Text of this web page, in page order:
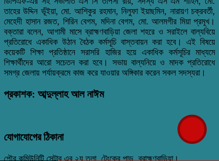
তাহের উদ্দিন ভূঁইয়া, মো. আশিকুর রহমান, নিলুফা ইয়াছমিন, নারায়ণ চক্রবর্তী,
মেহেদী হাসান রজত, শিরিন বেগম, মদিনা বেগম, মো. আলমগীর মিয়া প্রমূখ।
বক্তারা বলেন, আগামী মাসে ব্রাহ্মণবাড়িয়া জেলা শহরে ও সরাইলে বাল্যবিয়ে
প্রতিরোধে একাধিক উঠান বৈঠক কর্মসূচি বাস্তবায়ন করা হবে। এই বিষয়ে
কয়েকটি শিক্ষা প্রতিষ্ঠানে সরাসরি হাজির হয়ে একাধিক কর্মসূচির মাধ্যমে
শিক্ষার্থীদের আরো সচেতন করা হবে। সভায় বাল্যনিয়ে ও মাদক প্রতিরোধে
সমগ্র জেলায় পর্যায়ক্রমে কাজ করে যাওয়ার অঙ্গিকার করেন সকল সদস্যরা।
প্রকাশক: আব্দুল্লাহ আল নাঈম
যোগাযোগের ঠিকানা
পৌর কমিউনিটি সেন্টার এর ২য় তলা, টেংকের পাড়, ব্রাহ্মণবাড়িয়া।